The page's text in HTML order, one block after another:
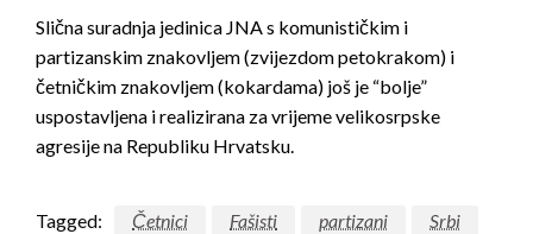
Slična suradnja jedinica JNA s komunističkim i
partizanskim znakovljem (zvijezdom petokrakom) i
četničkim znakovljem (kokardama) još je “bolje”
uspostavljena i realizirana za vrijeme velikosrpske
agresije na Republiku Hrvatsku.
Tagged: Četnici Fašisti partizani
Srbi